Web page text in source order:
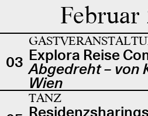
Februar
03 Explora Reise
Abgedreht – von
Wien
TANZ